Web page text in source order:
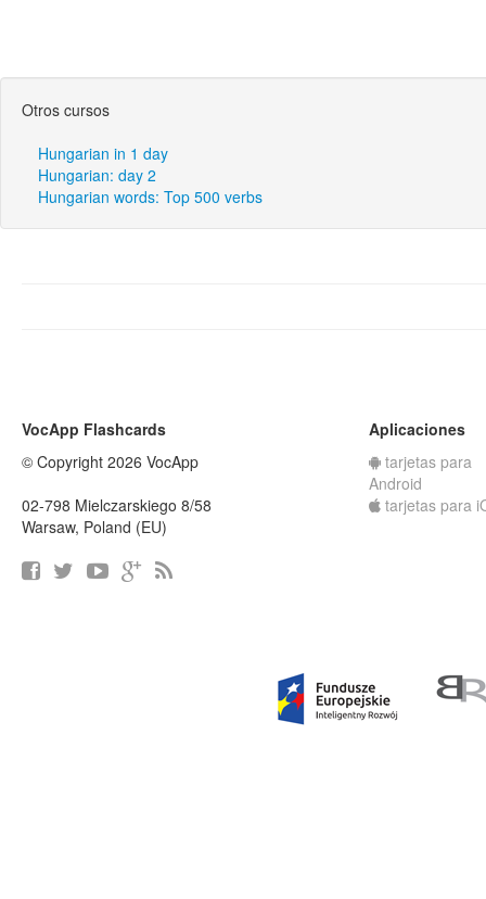
Otros cursos
Hungarian in 1 day
Hungarian: day 2
Hungarian words: Top 500 verbs
VocApp Flashcards
© Copyright 2026 VocApp
02-798 Mielczarskiego 8/58
Warsaw, Poland (EU)
Aplicaciones
tarjetas para
Android
tarjetas para